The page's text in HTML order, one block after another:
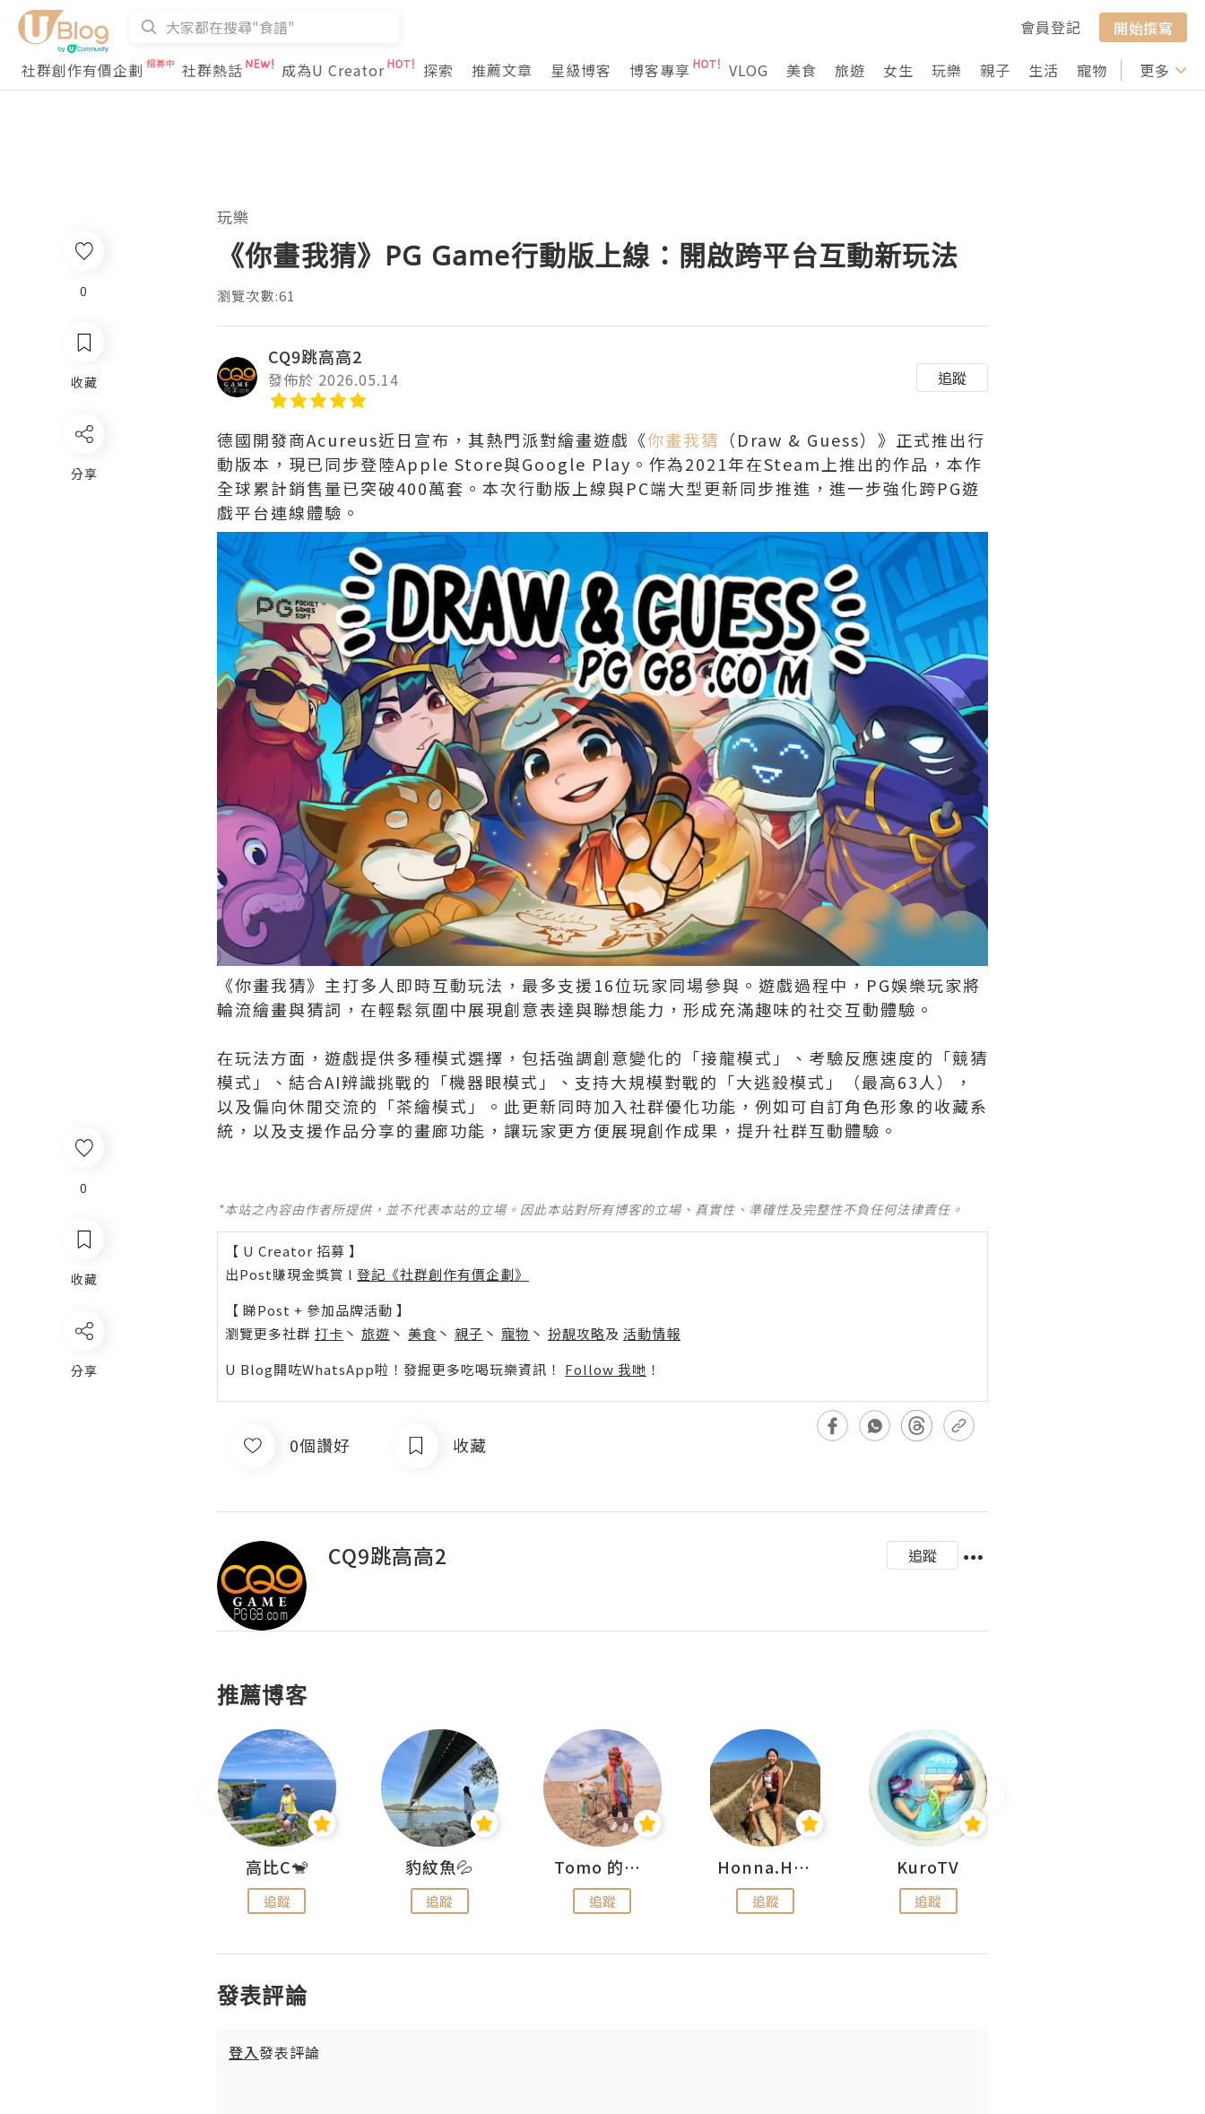
會員登記
開始撰寫
社群創作有價企劃
社群熱話 成為U Creator 探索 推薦文章 星級博客 博客專享 VLOG 美食 旅遊 女生 玩樂 親子 生活 寵物 行山 打卡
更多
0
收藏
分享
玩樂
《你畫我猜》PG Game行動版上線：開啟跨平台互動新玩法
瀏覽次數:61
CQ9跳高高2
發佈於 2026.05.14 追蹤
德國開發商Acureus近日宣布，其熱門派對繪畫遊戲《你畫我猜 （Draw & Guess）》正式推出行
動版本，現已同步登陸Apple Store與Google Play。作為2021年在Steam上推出的作品，本作
全球累計銷售量已突破400萬套。本次行動版上線與PC端大型更新同步推進，進一步強化跨PG遊
戲平台連線體驗。
《你畫我猜》主打多人即時互動玩法，最多支援16位玩家同場參與。遊戲過程中，PG娛樂玩家將
輪流繪畫與猜詞，在輕鬆氛圍中展現創意表達與聯想能力，形成充滿趣味的社交互動體驗。
在玩法方面，遊戲提供多種模式選擇，包括強調創意變化的「接龍模式」、考驗反應速度的「競猜
模式」、結合AI辨識挑戰的「機器眼模式」、支持大規模對戰的「大逃殺模式」（最高63人），
以及偏向休閒交流的「茶繪模式」。此更新同時加入社群優化功能，例如可自訂角色形象的收藏系
統，以及支援作品分享的畫廊功能，讓玩家更方便展現創作成果，提升社群互動體驗。
*本站之內容由作者所提供，並不代表本站的立場。因此本站對所有博客的立場、真實性、準確性及完整性不負任何法律責任。
【 U Creator 招募 】
出Post賺現金獎賞 l 登記《社群創作有價企劃》
【 睇Post + 參加品牌活動 】
瀏覽更多社群 打卡 丶 旅遊 丶 美食 丶 親子 丶 寵物 丶 扮靚攻略及 活動情報
U Blog開咗WhatsApp啦！發掘更多吃喝玩樂資訊！ Follow 我哋 ！
0個讚好 收藏
CQ9跳高高2 追蹤
推薦博客
高比C🐒
追蹤
豹紋魚💦
追蹤
Tomo 的快樂宇宙
追蹤
Honna.H 出走
追蹤
KuroTV
追蹤
發表評論
登入發表評論
0
收藏
分享